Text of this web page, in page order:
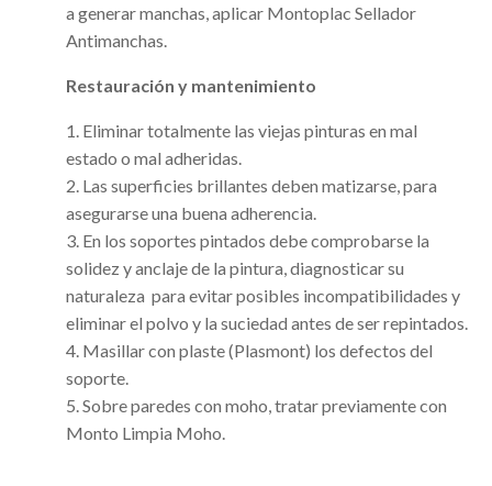
a generar manchas, aplicar Montoplac Sellador
Antimanchas.
Restauración y mantenimiento
1. Eliminar totalmente las viejas pinturas en mal
estado o mal adheridas.
2. Las superficies brillantes deben matizarse, para
asegurarse una buena adherencia.
3. En los soportes pintados debe comprobarse la
solidez y anclaje de la pintura, diagnosticar su
naturaleza para evitar posibles incompatibilidades y
eliminar el polvo y la suciedad antes de ser repintados.
4. Masillar con plaste (Plasmont) los defectos del
soporte.
5. Sobre paredes con moho, tratar previamente con
Monto Limpia Moho.